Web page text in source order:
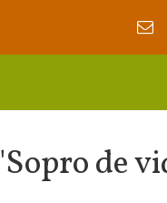
de